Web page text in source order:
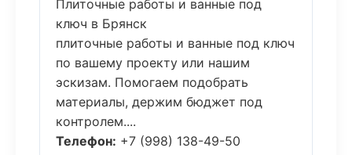
Плиточные работы и ванные под
ключ в Брянск
плиточные работы и ванные под ключ
по вашему проекту или нашим
эскизам. Помогаем подобрать
материалы, держим бюджет под
контролем....
Телефон: +7 (998) 138-49-50